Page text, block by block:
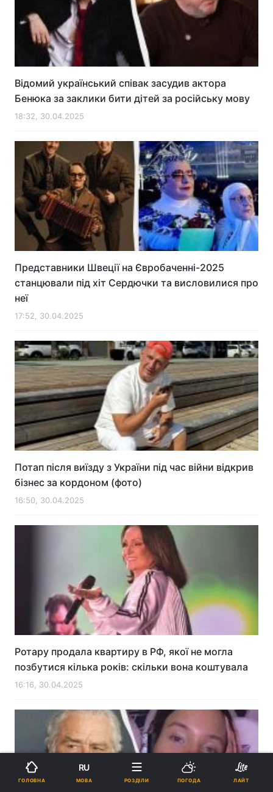
Відомий український співак засудив актора
Бенюка за заклики бити дітей за російську мову
18:32, 30.04.2025
Представники Швеції на Євробаченні-2025
станцювали під хіт Сердючки та висловилися про
неї
17:52, 30.04.2025
Потап після виїзду з України під час війни відкрив
бізнес за кордоном (фото)
16:50, 30.04.2025
Ротару продала квартиру в РФ, якої не могла
позбутися кілька років: скільки вона коштувала
16:16, 30.04.2025
ГОЛОВНА
RU
МОВА РОЗДІЛИ ПОГОДА ЛАЙТ